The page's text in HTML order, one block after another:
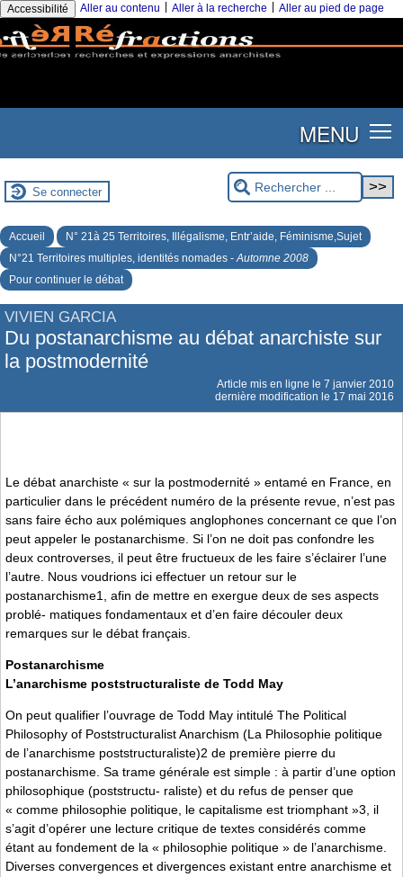
Accessibilité Aller au contenu Aller à la recherche Aller au pied de page
MENU
Se connecter
Accueil
N° 21à 25 Territoires, Illégalisme, Entr’aide, Féminisme,Sujet
N°21 Territoires multiples, identités nomades -Automne 2008
Pour continuer le débat
VIVIEN GARCIA
Du postanarchisme au débat anarchiste sur
la postmodernité
Article mis en ligne le 7 janvier 2010
dernière modification le 17 mai 2016
Le débat anarchiste « sur la postmodernité » entamé en France, en
particulier dans le précédent numéro de la présente revue, n’est pas
sans faire écho aux polémiques anglophones concernant ce que l’on
peut appeler le postanarchisme. Si l’on ne doit pas confondre les
deux controverses, il peut être fructueux de les faire s’éclairer l’une
l’autre. Nous voudrions ici effectuer un retour sur le
postanarchisme1, afin de mettre en exergue deux de ses aspects
problé- matiques fondamentaux et d’en faire découler deux
remarques sur le débat français.
Postanarchisme
L’anarchisme poststructuraliste de Todd May
On peut qualifier l’ouvrage de Todd May intitulé The Political
Philosophy of Poststructuralist Anarchism (La Philosophie politique
de l’anarchisme poststructuraliste)2 de première pierre du
postanarchisme. Sa trame générale est simple : à partir d’une option
philosophique (poststructu- raliste) et du refus de penser que
« comme philosophie politique, le capitalisme est triomphant »3, il
s’agit d’opérer une lecture critique de textes considérés comme
étant au fondement de la « philosophie politique » de l’anarchisme.
Diverses convergences et divergences existant entre anarchisme et